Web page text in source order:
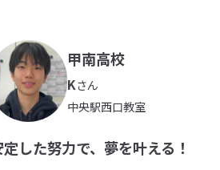
南高校
さん
央駅西口教室
、夢を叶える！